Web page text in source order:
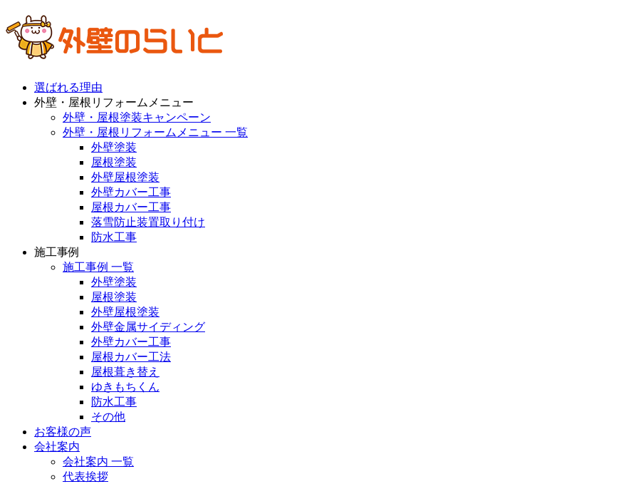
選ばれる理由
外壁・屋根リフォームメニュー
外壁・屋根塗装キャンペーン
外壁・屋根リフォームメニュー 一覧
外壁塗装
屋根塗装
外壁屋根塗装
外壁カバー工事
屋根カバー工事
落雪防止装置取り付け
防水工事
施工事例
施工事例 一覧
外壁塗装
屋根塗装
外壁屋根塗装
外壁金属サイディング
外壁カバー工事
屋根カバー工法
屋根葺き替え
ゆきもちくん
防水工事
その他
お客様の声
会社案内
会社案内 一覧
代表挨拶